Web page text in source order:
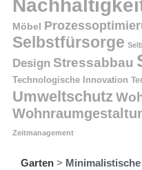
Möbel
Selbstfürsorge
Design Stressabbau
Technologische Innovation
Umweltschutz
Zeitmanagement
Garten >